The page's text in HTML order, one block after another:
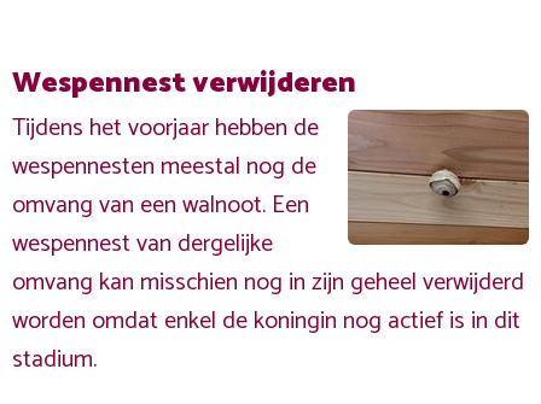
Wespennest verwijderen
Tijdens het voorjaar hebben de
wespennesten meestal nog de
omvang van een walnoot. Een
wespennest van dergelijke
omvang kan misschien nog in zijn geheel verwijderd
worden omdat enkel de koningin nog actief is in dit
stadium.